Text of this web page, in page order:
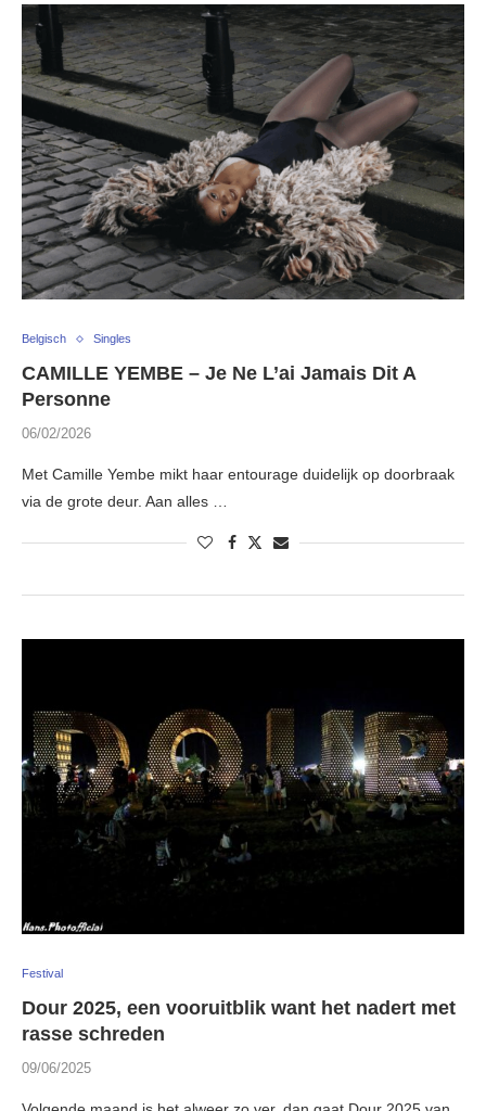
Belgisch Singles
CAMILLE YEMBE – Je Ne L’ai Jamais Dit A
Personne
06/02/2026
Met Camille Yembe mikt haar entourage duidelijk op doorbraak
via de grote deur. Aan alles …
Festival
Dour 2025, een vooruitblik want het nadert met
rasse schreden
09/06/2025